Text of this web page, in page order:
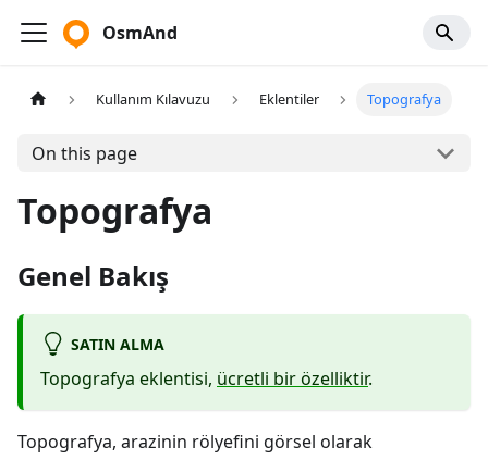
OsmAnd
Kullanım Kılavuzu Eklentiler Topografya
On this page
Topografya
Genel Bakış
SATIN ALMA
Topografya eklentisi, ücretli bir özelliktir.
Topografya, arazinin rölyefini görsel olarak